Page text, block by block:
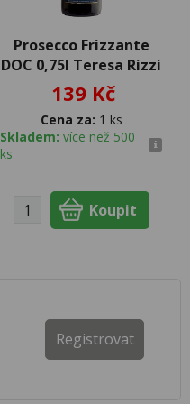
Prosecco Frizzante
DOC 0,75l Teresa Rizzi
139 Kč
Cena za: 1 ks
Skladem: více než 500
ks
Registrovat